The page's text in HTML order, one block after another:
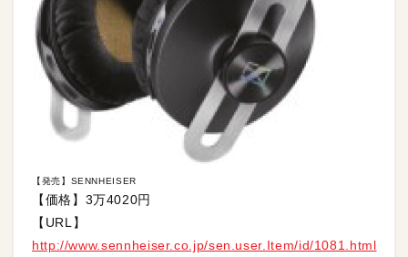
【発売】SENNHEISER
【価格】3万4020円
【URL】
http://www.sennheiser.co.jp/sen.user.Item/id/1081.html